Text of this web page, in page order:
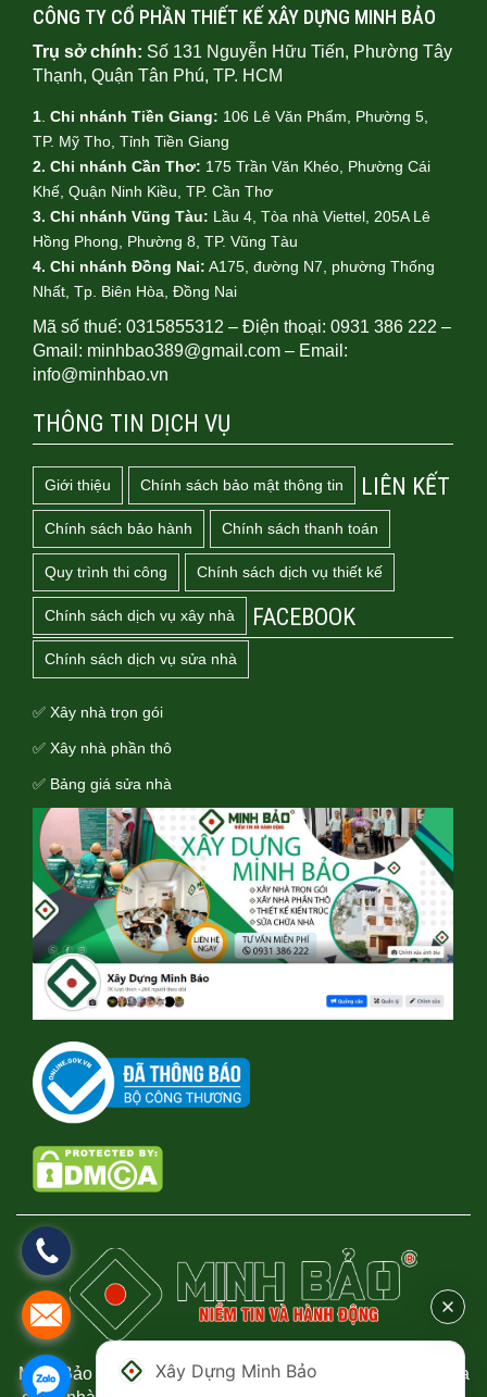
CÔNG TY CỔ PHẦN THIẾT KẾ XÂY DỰNG MINH BẢO
Trụ sở chính: Số 131 Nguyễn Hữu Tiến, Phường Tây
Thạnh, Quận Tân Phú, TP. HCM
1 Chi nhánh Tiền Giang: 106 Lê Văn Phẩm, Phường 5,
TP. Mỹ Tho, Tỉnh Tiền Giang
2. Chi nhánh Cần Thơ: 175 Trần Văn Khéo, Phường Cái
Khế, Quận Ninh Kiều, TP. Cần Thơ
3. Chi nhánh Vũng Tàu: Lầu 4, Tòa nhà Viettel, 205A Lê
Hồng Phong, Phường 8, TP. Vũng Tàu
4. Chi nhánh Đồng Nai: A175, đường N7, phường Thống
Nhất, Tp. Biên Hòa, Đồng Nai
Mã số thuế: 0315855312 – Điện thoại: 0931 386 222 –
Gmail: minhbao389@gmail.com – Email:
info@minhbao.vn
THÔNG TIN DỊCH VỤ
Giới thiệu Chính sách bảo mật thông tin
Chính sách bảo hành Chính sách thanh toán
Quy trình thi công Chính sách dịch vụ thiết kế
Chính sách dịch vụ xây nhà
Chính sách dịch vụ sửa nhà
✅ Xây nhà trọn gói
✅ Xây nhà phần thô
✅ Bảng giá sửa nhà
LIÊN KẾT
FACEBOOK
Minh Bảo chuyên thi công xây dựng nhà phố, biệt thự, sửa
Xây Dựng Minh Bảo